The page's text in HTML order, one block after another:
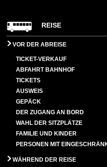
REISE
VOR DER ABREISE
TICKET-VERKAUF
ABFAHRT BAHNHOF
TICKETS
AUSWEIS
GEPÄCK
DER ZUGANG AN BORD
WAHL DER SITZPLÄTZE
FAMILIE UND KINDER
PERSONEN MIT
WÄHREND DER REISE